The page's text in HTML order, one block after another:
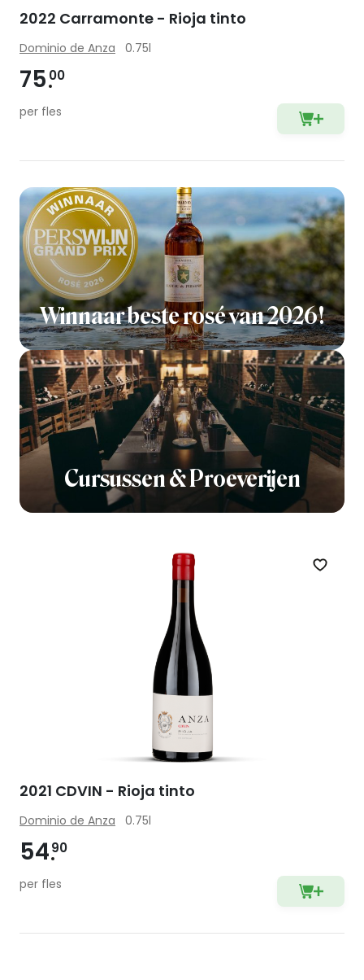
Winnaar beste rosé van 2026!
Cursussen & Proeverijen
2022 Carramonte - Rioja tinto
Dominio de Anza 0.75l
75 00
per fles
Zet
2021 CDVIN - Rioja tinto
Dominio de Anza 0.75l
5490
per fles